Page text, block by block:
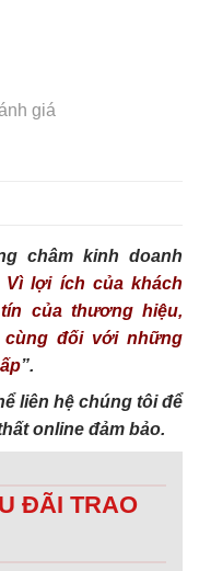
giá
châm kinh doanh
lợi ích của khách
của thương hiệu,
cùng đối với những
”.
liên hệ chúng tôi để
online đảm bảo.
ĐÃI TRAO